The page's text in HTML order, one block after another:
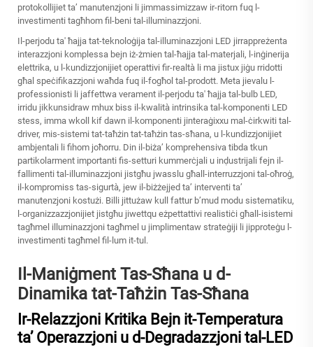
protokollijiet ta’ manutenzjoni li jimmassimizzaw ir-ritorn fuq l-
investimenti tagħhom fil-beni tal-illuminazzjoni.
Il-perjodu ta' ħajja tat-teknoloġija tal-illuminazzjoni LED jirrappreżenta
interazzjoni komplessa bejn iż-żmien tal-ħajja tal-materjali, l-inġinerija
elettrika, u l-kundizzjonijiet operattivi fir-realtà li ma jistux jiġu rridotti
għal speċifikazzjoni waħda fuq il-fogħol tal-prodott. Meta jievalu l-
professionisti li jaffettwa verament il-perjodu ta' ħajja tal-bulb LED,
irridu jikkunsidraw mhux biss il-kwalità intrinsika tal-komponenti LED
stess, imma wkoll kif dawn il-komponenti jinteraġixxu mal-ċirkwiti tal-
driver, mis-sistemi tat-taħżin tat-taħżin tas-sħana, u l-kundizzjonijiet
ambjentali li fihom joħorru. Din il-biża’ komprehensiva tibda tkun
partikolarment importanti fis-setturi kummerċjali u inḍustrijali fejn il-
fallimenti tal-illuminazzjoni jistgħu jwasslu għall-interruzzjoni tal-oħroġ,
il-kompromiss tas-sigurtà, jew il-biżżejjed ta’ interventi ta’
manutenzjoni kostużi. Billi jittużaw kull fattur b’mud modu sistematiku,
l-organizzazzjonijiet jistgħu jiwettqu eżpettattivi realistiċi għall-isistemi
tagħmel illuminazzjoni tagħmel u jimplimentaw strateġiji li jipproteġu l-
investimenti tagħmel fil-lum it-tul.
Il-Maniġment Tas-Sħana u d-
Dinamika tat-Taħżin Tas-Sħana
Ir-Relazzjoni Kritika Bejn it-Temperatura
ta’ Operazzjoni u d-Degradazzjoni tal-LED